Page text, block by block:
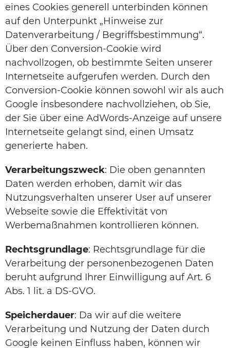
eines Cookies generell unterbinden können
auf den Unterpunkt „Hinweise zur
Datenverarbeitung / Begriffsbestimmung“.
Über den Conversion-Cookie wird
nachvollzogen, ob bestimmte Seiten unserer
Internetseite aufgerufen werden. Durch den
Conversion-Cookie können sowohl wir als auch
Google insbesondere nachvollziehen, ob Sie,
der Sie über eine AdWords-Anzeige auf unsere
Internetseite gelangt sind, einen Umsatz
generierte haben.
Verarbeitungszweck: Die oben genannten
Daten werden erhoben, damit wir das
Nutzungsverhalten unserer User auf unserer
Webseite sowie die Effektivität von
Werbemaßnahmen kontrollieren können.
Rechtsgrundlage: Rechtsgrundlage für die
Verarbeitung der personenbezogenen Daten
beruht aufgrund Ihrer Einwilligung auf Art. 6
Abs. 1 lit. a DS-GVO.
Speicherdauer: Da wir auf die weitere
Verarbeitung und Nutzung der Daten durch
Google keinen Einfluss haben, können wir